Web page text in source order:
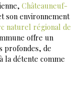
Châteauneuf-
son environnement
naturel régional de
offre un
profondes, de
la détente comme